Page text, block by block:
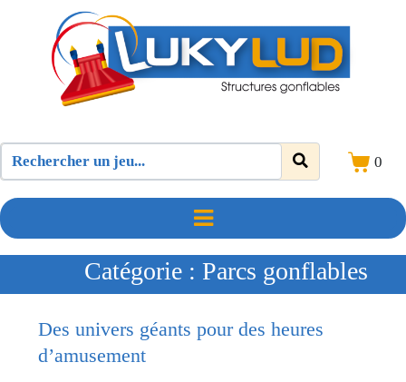
0
Catégorie : Parcs gonflables
Des univers géants pour des heures
d’amusement